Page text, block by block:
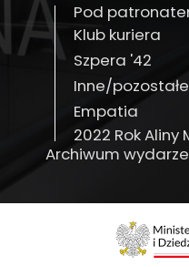
Pod
Klub kuriera
Szpera '42
Inne/pozostałe
Empatia
2022 Rok
Archiwum